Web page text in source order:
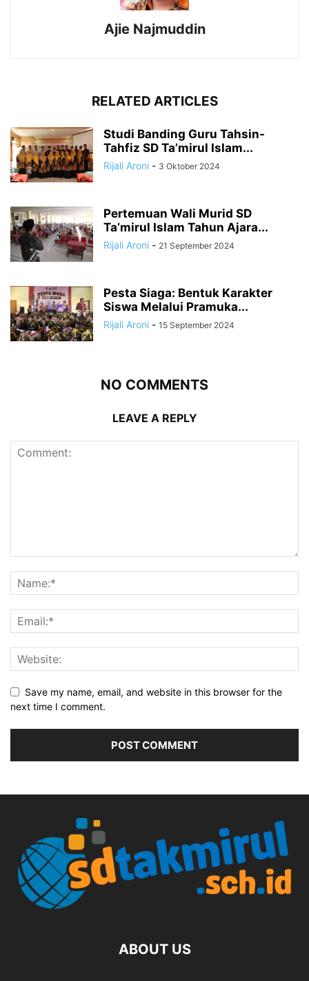
Ajie Najmuddin
RELATED ARTICLES
Studi Banding Guru Tahsin-
Tahfiz SD Ta’mirul Islam...
Rijali Aroni - 3 Oktober 2024
Pertemuan Wali Murid SD
Ta’mirul Islam Tahun Ajara...
Rijali Aroni - 21 September 2024
Pesta Siaga: Bentuk Karakter
Siswa Melalui Pramuka...
Rijali Aroni - 15 September 2024
NO COMMENTS
LEAVE A REPLY
Save my name, email, and website in this browser for the
next time I comment.
ABOUT US